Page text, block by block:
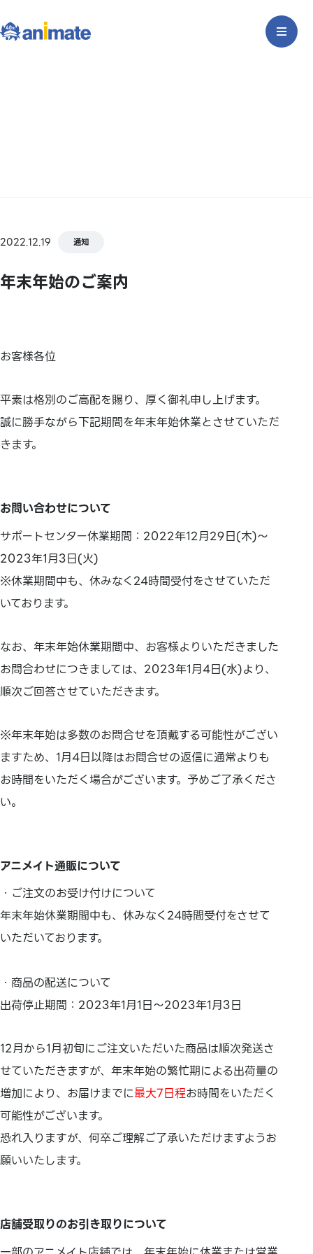
2022.12.19 通知
年末年始のご案内
お客様各位
平素は格別のご高配を賜り、厚く御礼申し上げます。
誠に勝手ながら下記期間を年末年始休業とさせていただ
きます。
お問い合わせについて
サポートセンター休業期間：2022年12月29日(木)～
2023年1月3日(火)
※休業期間中も、休みなく24時間受付をさせていただ
いております。
なお、年末年始休業期間中、お客様よりいただきました
お問合わせにつきましては、2023年1月4日(水)より、
順次ご回答させていただきます。
※年末年始は多数のお問合せを頂戴する可能性がござい
ますため、1月4日以降はお問合せの返信に通常よりも
お時間をいただく場合がございます。予めご了承くださ
い。
アニメイト通販について
・ご注文のお受け付けについて
年末年始休業期間中も、休みなく24時間受付をさせて
いただいております。
・商品の配送について
出荷停止期間：2023年1月1日～2023年1月3日
12月から1月初旬にご注文いただいた商品は順次発送さ
せていただきますが、年末年始の繁忙期による出荷量の
増加により、お届けまでに最大7日程お時間をいただく
可能性がございます。
恐れ入りますが、何卒ご理解ご了承いただけますようお
願いいたします。
店舗受取りのお引き取りについて